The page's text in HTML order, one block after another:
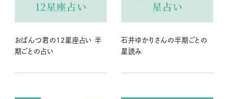
おぱんつ君の12星座占い 半
期ごとの占い
石井ゆかりさんの半期ごとの
星読み